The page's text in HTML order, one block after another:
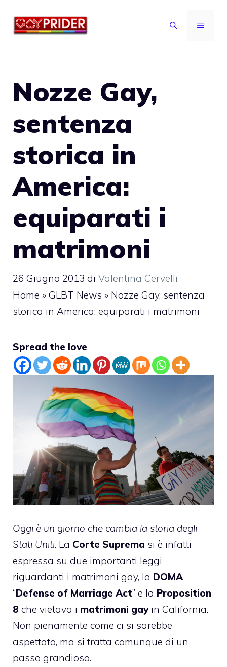
MENU
Nozze Gay,
sentenza
storica in
America:
equiparati i
matrimoni
26 Giugno 2013 di Valentina Cervelli
Home » GLBT News » Nozze Gay, sentenza
storica in America: equiparati i matrimoni
Spread the love
Oggi è un giorno che cambia la storia degli
Stati Uniti. La Corte Suprema si è infatti
espressa su due importanti leggi
riguardanti i matrimoni gay, la DOMA
“Defense of Marriage Act” e la Proposition
8 che vietava i matrimoni gayin California.
Non pienamente come ci si sarebbe
aspettato, ma si tratta comunque di un
passo grandioso.